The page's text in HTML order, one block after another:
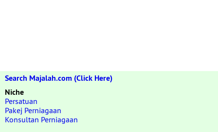
Search Majalah.com (Click Here)
Niche
Persatuan
Pakej Perniagaan
Konsultan Perniagaan